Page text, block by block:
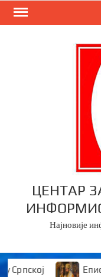
Skip
ЦЕНТАР
Најновије
Епископ